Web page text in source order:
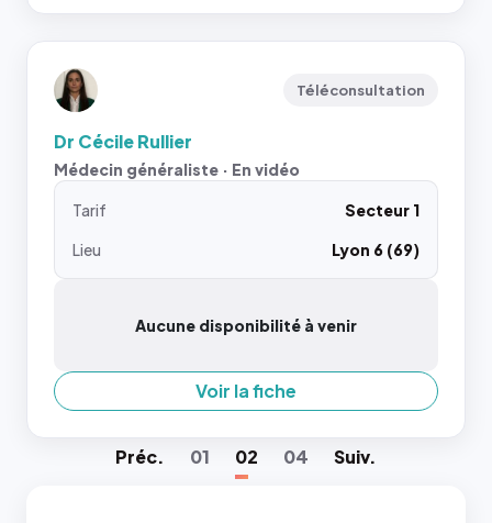
Téléconsultation
Dr Cécile Rullier
Médecin généraliste · En vidéo
Tarif
Secteur 1
Lieu
Lyon 6 (69)
Aucune disponibilité à venir
Voir la fiche
Préc. 01 02 04 Suiv.